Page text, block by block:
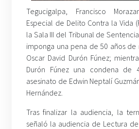
Tegucigalpa, Francisco
Especial de Delito Contra la Vida
la Sala III del Tribunal de
imponga una pena de 50 años de
Oscar David Durón Fúnez;
Durón Fúnez una condena de
asesinato de Edwin Neptalí
Hernández.
Tras finalizar la audiencia, la
señaló la audiencia de Lectura